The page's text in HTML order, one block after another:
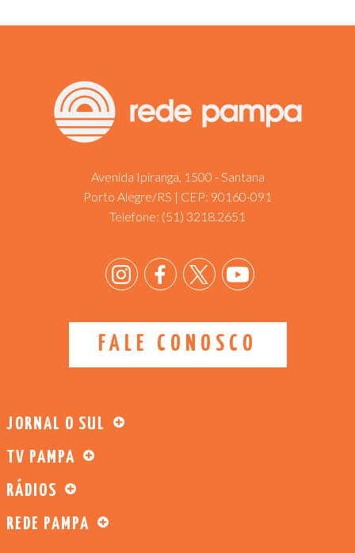
Avenida Ipiranga, 1500 - Santana
Porto Alegre/RS | CEP: 90160-091
Telefone: (51) 3218.2651
FALE CONOSCO
JORNAL O SUL
TV PAMPA
RÁDIOS
REDE PAMPA